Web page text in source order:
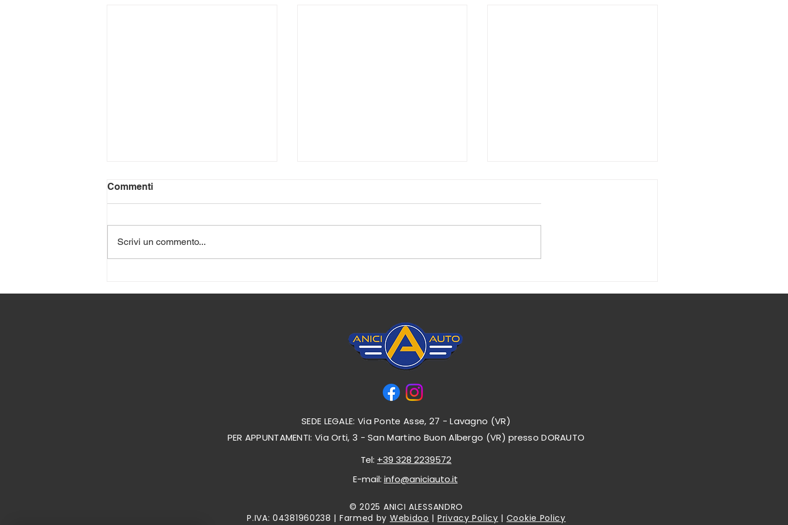
TUTTE LE SUE VOCI.
Commenti
Scrivi un commento...
SEDE LEGALE: Via Ponte Asse, 27 - Lavagno (VR)
PER APPUNTAMENTI: Via Orti, 3 - San Martino Buon Albergo (VR) presso DORAUTO
Tel: +39 328 2239572
E-mail: info@aniciauto.it
© 2025 ANICI ALESSANDRO
​P.IVA: 04381960238 | Farmed by Webidoo | Privacy Policy | Cookie Policy